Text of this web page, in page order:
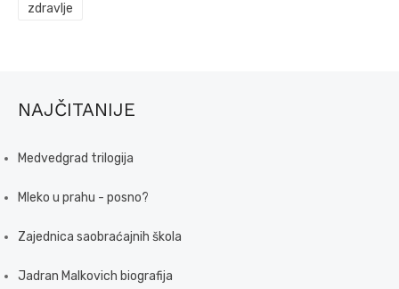
zdravlje
NAJČITANIJE
Medvedgrad trilogija
Mleko u prahu - posno?
Zajednica saobraćajnih škola
Jadran Malkovich biografija